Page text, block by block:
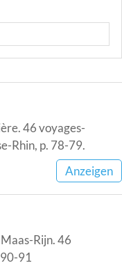
46 voyages-
Rhin, p. 78-79.
Anzeigen
Rijn. 46
91